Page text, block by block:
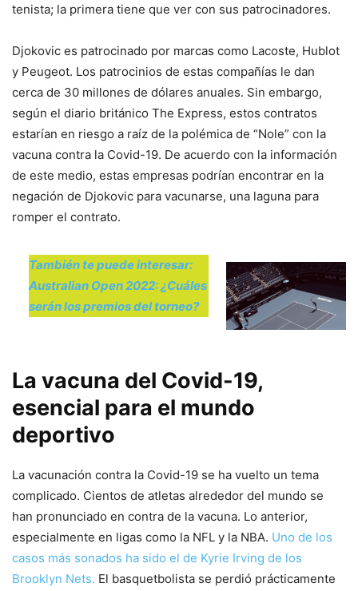
tenista; la primera tiene que ver con sus patrocinadores.
Djokovic es patrocinado por marcas como Lacoste, Hublot
y Peugeot. Los patrocinios de estas compañías le dan
cerca de 30 millones de dólares anuales. Sin embargo,
según el diario británico The Express, estos contratos
estarían en riesgo a raíz de la polémica de “Nole” con la
vacuna contra la Covid-19. De acuerdo con la información
de este medio, estas empresas podrían encontrar en la
negación de Djokovic para vacunarse, una laguna para
romper el contrato.
También te puede interesar:
Australian Open 2022: ¿Cuáles
serán los premios del torneo?
La vacuna del Covid-19,
esencial para el mundo
deportivo
La vacunación contra la Covid-19 se ha vuelto un tema
complicado. Cientos de atletas alrededor del mundo se
han pronunciado en contra de la vacuna. Lo anterior,
especialmente en ligas como la NFL y la NBA. Uno de los
casos más sonados ha sido el de Kyrie Irving de los
Brooklyn Nets. El basquetbolista se perdió prácticamente